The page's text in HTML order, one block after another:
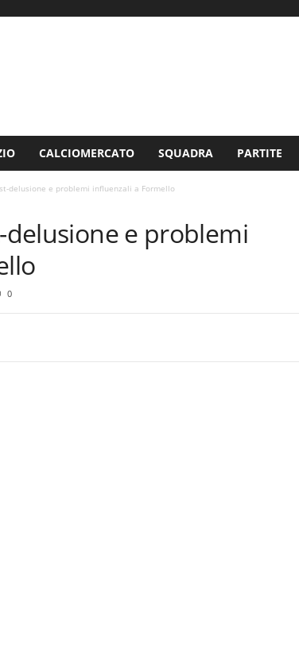
CALCIOMERCATO SQUADRA PARTITE
delusione e problemi influenzali a Formello
delusione e problemi
0